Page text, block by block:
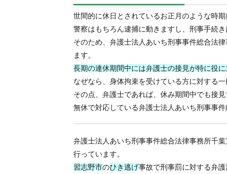
世間的に休日とされているお正月のような時
警察はもちろん逮捕に動きますし、刑事手続き
そのため、 弁護士法人あいち刑事事件総合法
ます。
長期の連休期間中には弁護士の接見が特に役に
なぜなら、身体拘束を受けている方に対する
その点、弁護士であれば、休み期間中でも接
無休で対応している弁護士法人あいち刑事事
弁護士法人あいち刑事事件総合法律事務所千葉
行っています。
習志野市のひき逃げ事故で刑事罰に対する弁